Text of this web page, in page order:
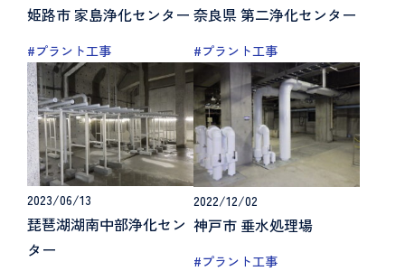
姫路市 家島浄化センター
#プラント工事
奈良県 第二浄化センター
#プラント工事
2023/06/13
琵琶湖湖南中部浄化セン
ター
2022/12/02
神戸市 垂水処理場
#プラント工事